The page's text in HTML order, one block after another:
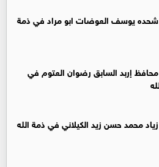
شحده يوسف العوضات ابو مراد في ذمة
محافظ إربد السابق رضوان العتوم في
زياد محمد حسن زيد الكيلاني في ذمة الله